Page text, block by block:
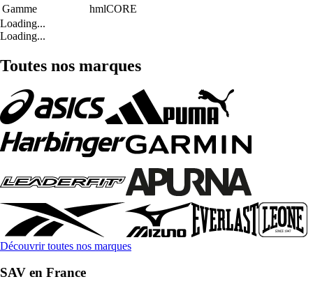
Gamme
hmlCORE
Loading...
Loading...
Toutes nos marques
Découvrir toutes nos marques
SAV en France